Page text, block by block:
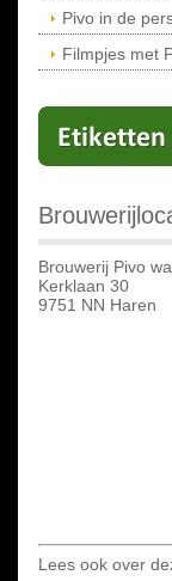
Pivo in de
Filmpjes met
Brouwerij Pivo
Kerklaan 30
9751 NN Haren
Lees ook over